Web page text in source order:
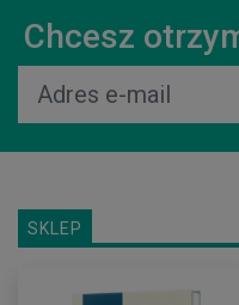
Chcesz
SKLEP